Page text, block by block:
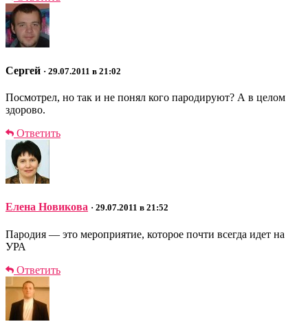
Сергей · 29.07.2011 в 21:02
Посмотрел, но так и не понял кого пародируют? А в целом
здорово.
Ответить
Елена Новикова · 29.07.2011 в 21:52
Пародия — это мероприятие, которое почти всегда идет на
УРА
Ответить